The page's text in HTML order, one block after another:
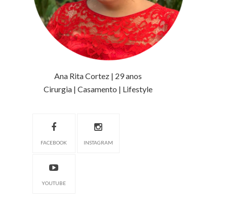
Ana Rita Cortez | 29 anos
Cirurgia | Casamento | Lifestyle
FACEBOOK INSTAGRAM
YOUTUBE